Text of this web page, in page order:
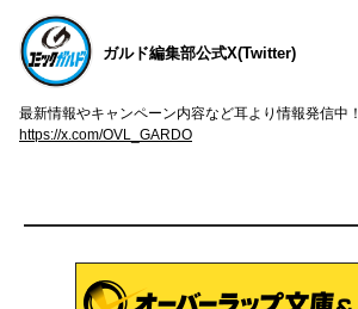
ガルド編集部公式X(Twitter)
最新情報やキャンペーン内容など耳より情報発信中！
https://x.com/OVL_GARDO